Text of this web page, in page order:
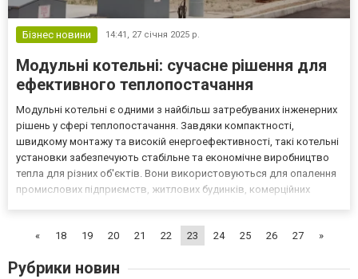
Бізнес новини 14:41, 27 січня 2025 р.
Модульні котельні: сучасне рішення для
ефективного теплопостачання
Модульні котельні є одними з найбільш затребуваних інженерних
рішень у сфері теплопостачання. Завдяки компактності,
швидкому монтажу та високій енергоефективності, такі котельні
установки забезпечують стабільне та економічне виробництво
тепла для різних об'єктів. Вони використовуються для опалення
промислових підприємств, житлових будинків, комерційних
«
18 19 20 21 22 23 24 25 26 27 »
Рубрики новин